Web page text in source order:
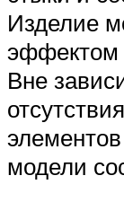
Изделие
эффектом
Вне
модели